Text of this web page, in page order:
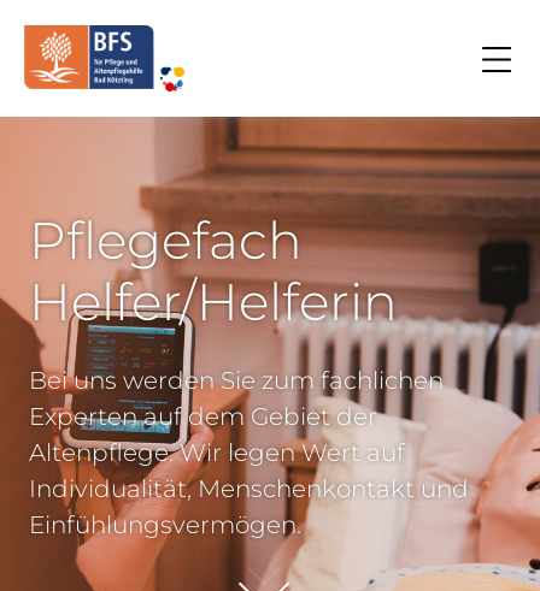
Pflegefach
Helfer/Helferin
Bei uns werden Sie zum fachlichen
Experten auf dem Gebiet der
Altenpflege. Wir legen Wert auf
Individualität, Menschenkontakt und
Einfühlungsvermögen.